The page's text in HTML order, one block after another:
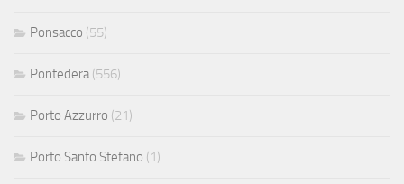
Ponsacco (55)
Pontedera (556)
Porto Azzurro (21)
Porto Santo Stefano (1)